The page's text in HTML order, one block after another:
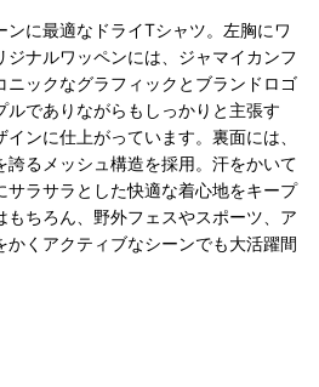
に最適なドライTシャツ。左胸にワ
ジナルワッペンには、ジャマイカンフ
ニックなグラフィックとブランドロゴ
ルでありながらもしっかりと主張す
ンに仕上がっています。裏面には、
るメッシュ構造を採用。汗をかいて
サラサラとした快適な着心地をキープ
もちろん、野外フェスやスポーツ、ア
かくアクティブなシーンでも大活躍間